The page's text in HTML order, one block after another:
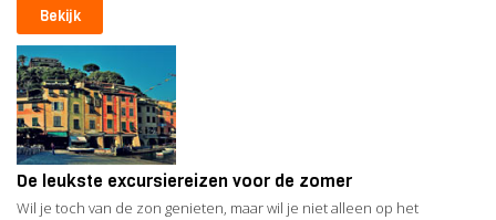
Bekijk
De leukste excursiereizen voor de zomer
Wil je toch van de zon genieten, maar wil je niet alleen op het